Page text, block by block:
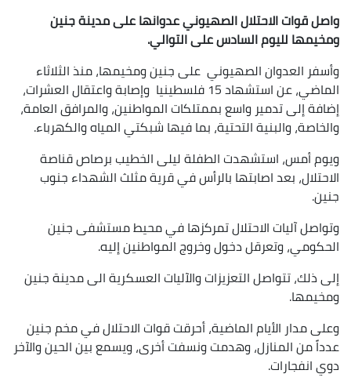
واصل قوات الاحتلال الصهيوني عدوانها على مدينة جنين
ومخيمها لليوم السادس على التوالي.
وأسفر العدوان الصهيوني على جنين ومخيمها، منذ الثلاثاء
الماضي، عن استشهاد 15 فلسطينيا وإصابة واعتقال العشرات،
إضافة إلى تدمير واسع بممتلكات المواطنين، والمرافق العامة،
والخاصة، والبنية التحتية، بما فيها شبكتي المياه والكهرباء.
ويوم أمس، استشهدت الطفلة ليلى الخطيب برصاص قناصة
الاحتلال، بعد اصابتها بالرأس في قرية مثلث الشهداء جنوب
جنين.
وتواصل آليات الاحتلال تمركزها في محيط مستشفى جنين
الحكومي، وتعرقل دخول وخروج المواطنين إليه.
إلى ذلك، تتواصل التعزيزات والآليات العسكرية الى مدينة جنين
ومخيمها.
وعلى مدار الأيام الماضية، أحرقت قوات الاحتلال في مخم جنين
عدداً من المنازل، وهدمت ونسفت أخرى، ويسمع بين الحين والآخر
دوي انفجارات.